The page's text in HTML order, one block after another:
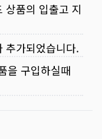
상품의 입출고 지
추가되었습니다.
을 구입하실때